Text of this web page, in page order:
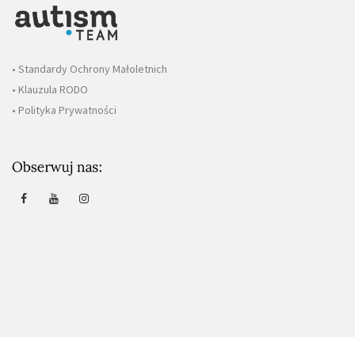
• Standardy Ochrony Małoletnich
• Klauzula RODO
• Polityka Prywatności